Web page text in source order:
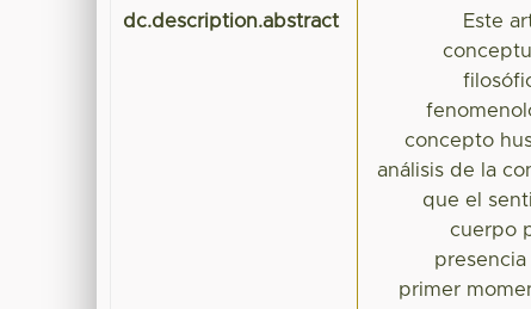
dc.description.abstract
Este
concepto
análisis de la
que el
cuerpo
primer